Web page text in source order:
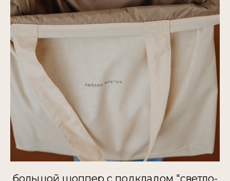
большой шоппер с подкладом "светло-